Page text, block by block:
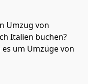
Umzug von
Italien buchen?
um Umzüge von